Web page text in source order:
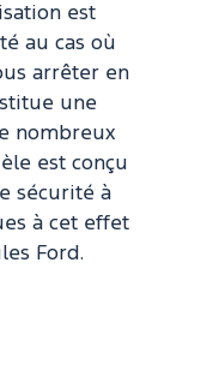
est
au cas où
arrêter en
une
nombreux
est conçu
sécurité à
à cet effet
Ford.